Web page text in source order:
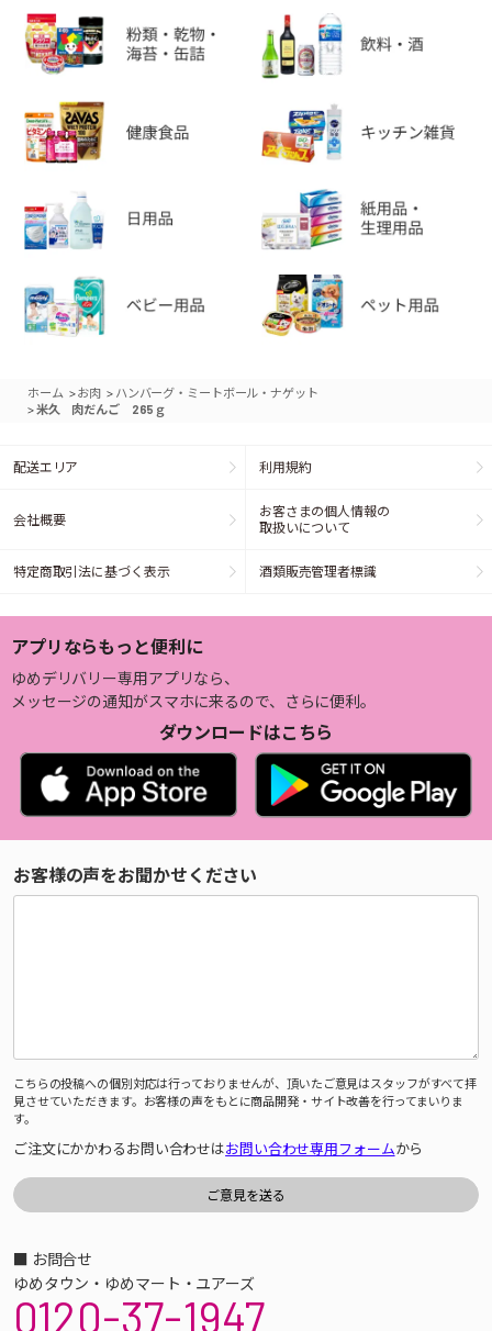
ホーム >お肉 > ハンバーグ・ミートボール・ナゲット
>米久 肉だんご 265ｇ
配送エリア 利用規約
会社概要
お客さまの個人情報の
取扱いについて
特定商取引法に基づく表示 酒類販売管理者標識
アプリならもっと便利に
ゆめデリバリー専用アプリなら、
メッセージの通知がスマホに来るので、さらに便利。
ダウンロードはこちら
お客様の声をお聞かせください
こちらの投稿への個別対応は行っておりませんが、頂いたご意見はスタッフがすべて拝
見させていただきます。お客様の声をもとに商品開発・サイト改善を行ってまいりま
す。
ご注文にかかわるお問い合わせはお問い合わせ専用フォームから
■ お問合せ
ゆめタウン・ゆめマート・ユアーズ
0120-37-1947